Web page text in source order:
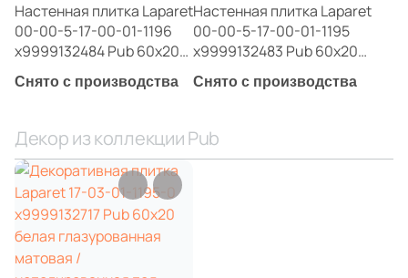
Из белой глины
Настенная плитка Laparet
00-00-5-17-00-01-1196
х9999132484 Pub 60x20
белая глазурованная
матовая /
дерево / под паркет / с
узорами
Снято с производства
Настенная плитка Laparet
00-00-5-17-00-01-1195
х9999132483 Pub 60x20
белая глазурованная
матовая /
дерево / под паркет
Снято с производства
Декор из коллекции Pub